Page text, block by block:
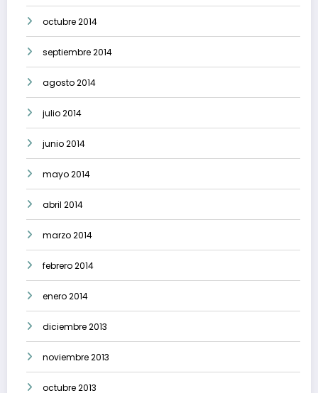
octubre 2014
septiembre 2014
agosto 2014
julio 2014
junio 2014
mayo 2014
abril 2014
marzo 2014
febrero 2014
enero 2014
diciembre 2013
noviembre 2013
octubre 2013